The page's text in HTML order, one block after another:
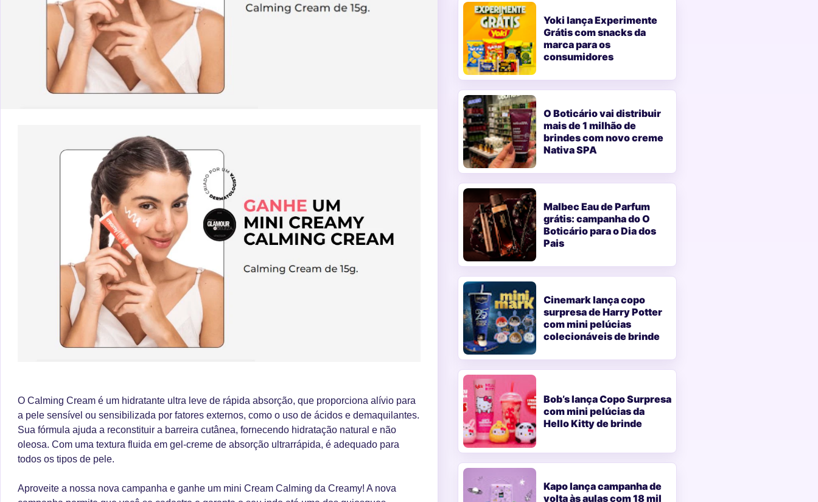
O Calming Cream é um hidratante ultra leve de rápida absorção, que proporciona alívio para
a pele sensível ou sensibilizada por fatores externos, como o uso de ácidos e demaquilantes.
Sua fórmula ajuda a reconstituir a barreira cutânea, fornecendo hidratação natural e não
oleosa. Com uma textura fluida em gel-creme de absorção ultrarrápida, é adequado para
todos os tipos de pele.
Aproveite a nossa nova campanha e ganhe um mini Cream Calming da Creamy! A nova
Yoki lança Experimente
Grátis com snacks da
marca para os
consumidores
O Boticário vai distribuir
mais de 1 milhão de
brindes com novo creme
Nativa SPA
Malbec Eau de Parfum
grátis: campanha do O
Boticário para o Dia dos
Pais
Cinemark lança copo
surpresa de Harry Potter
com mini pelúcias
colecionáveis de brinde
Bob’s lança Copo Surpresa
com mini pelúcias da
Hello Kitty de brinde
Kapo lança campanha de
volta às aulas com 18 mil